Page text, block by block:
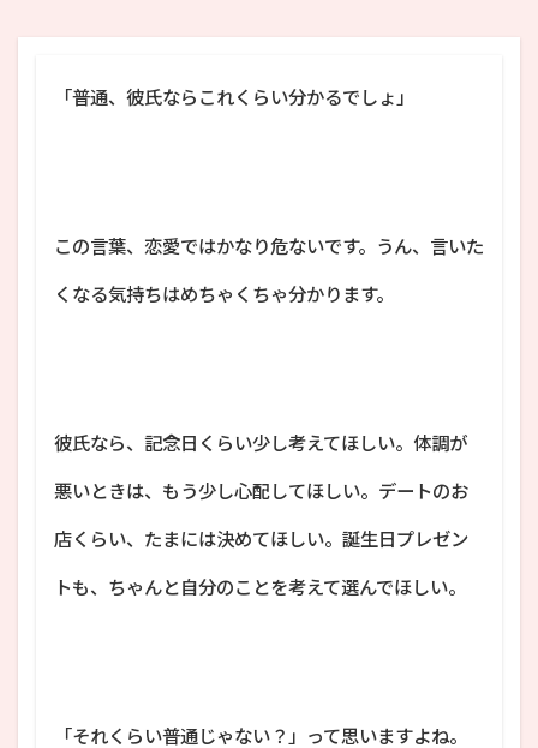
「普通、彼氏ならこれくらい分かるでしょ」
この言葉、恋愛ではかなり危ないです。うん、言いた
くなる気持ちはめちゃくちゃ分かります。
彼氏なら、記念日くらい少し考えてほしい。体調が
悪いときは、もう少し心配してほしい。デートのお
店くらい、たまには決めてほしい。誕生日プレゼン
トも、ちゃんと自分のことを考えて選んでほしい。
「それくらい普通じゃない？」って思いますよね。